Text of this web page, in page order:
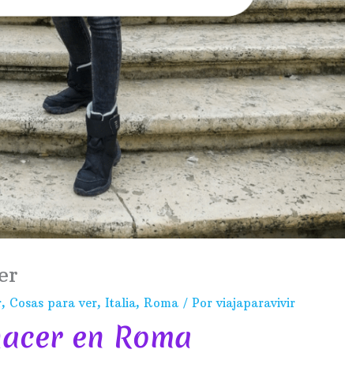
, Cosas para ver,Italia,Roma / Porviajaparavivir
en Roma